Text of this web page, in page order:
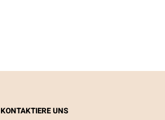
KONTAKTIERE UNS